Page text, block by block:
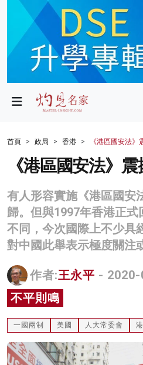
政局
財經
生活
商業
科技
名家榜
灼見活動
關於我們
首頁 政局 香港 《港區國安法
《港區國安法》
有人形容實施《港區國安
歸。但與1997年香港正
不同，今次國際上不少具
對中國此舉表示極度關注
作者:王永平 -
不平則鳴
一國兩制 美國 人大常委會